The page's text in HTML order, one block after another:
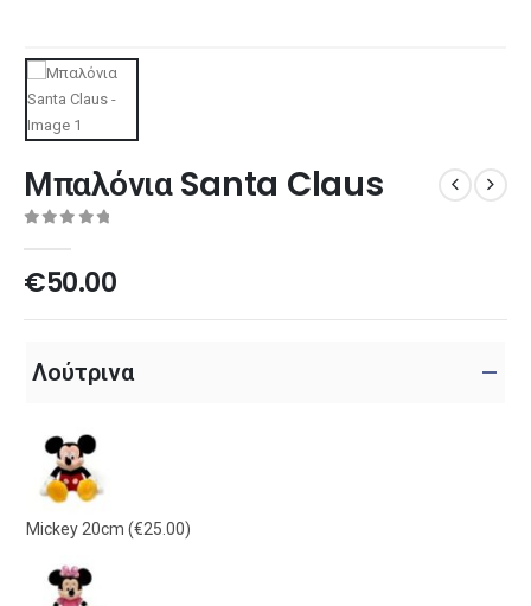
Μπαλόνια Santa Claus
€50.00
Λούτρινα
Mickey 20cm (€25.00)